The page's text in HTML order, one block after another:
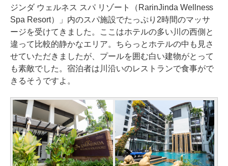
ジンダ ウェルネス スパ リゾート（RarinJinda Wellness
Spa Resort）」内のスパ施設でたっぷり2時間のマッサ
ージを受けてきました。ここはホテルの多い川の西側と
違って比較的静かなエリア。ちらっとホテルの中も見さ
せていただきましたが、プールを囲む白い建物がとって
も素敵でした。宿泊者は川沿いのレストランで食事がで
きるそうですよ。